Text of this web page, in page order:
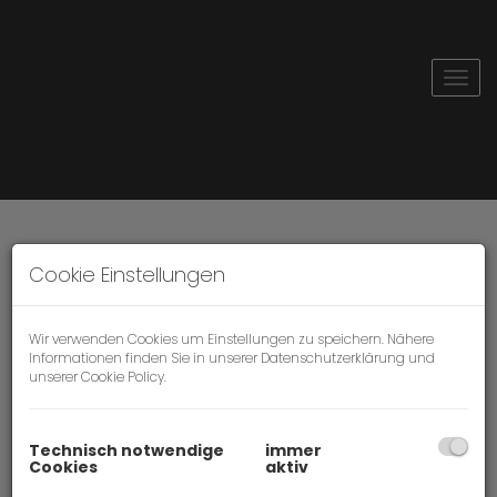
ZU.
Cookie Einstellungen
Wir verwenden Cookies um Einstellungen zu speichern. Nähere
Informationen finden Sie in unserer Datenschutzerklärung und
unsererCookie Policy.
Technisch notwendige
Cookies
immer
aktiv